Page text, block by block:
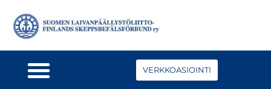
VERKKOASIOINTI